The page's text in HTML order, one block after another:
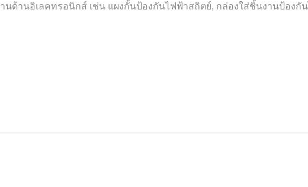
ด้านอิเลคทรอนิกส์ เช่น แผงกั้นป้องกันไฟฟ้าสถิตย์, กล่องใส่ชิ้นงานป้องกั